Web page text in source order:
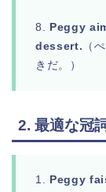
8. Peggy
dessert. （
きだ。）
2. 最適な冠
1. Peggy